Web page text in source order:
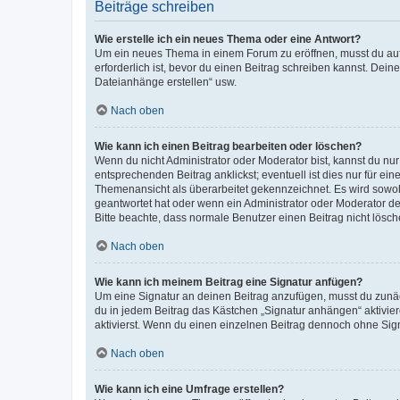
Beiträge schreiben
Wie erstelle ich ein neues Thema oder eine Antwort?
Um ein neues Thema in einem Forum zu eröffnen, musst du
erforderlich ist, bevor du einen Beitrag schreiben kannst.
Dateianhänge erstellen“ usw.
Nach oben
Wie kann ich einen Beitrag bearbeiten oder löschen?
Wenn du nicht Administrator oder Moderator bist, kannst du
entsprechenden Beitrag anklickst; eventuell ist dies nur für
Themenansicht als überarbeitet gekennzeichnet. Es wird
geantwortet hat oder wenn ein Administrator oder Moderator
Bitte beachte, dass normale Benutzer einen Beitrag nicht
Nach oben
Wie kann ich meinem Beitrag eine Signatur anfügen?
Um eine Signatur an deinen Beitrag anzufügen, musst du
du in jedem Beitrag das Kästchen „Signatur anhängen“
aktivierst. Wenn du einen einzelnen Beitrag dennoch ohne
Nach oben
Wie kann ich eine Umfrage erstellen?